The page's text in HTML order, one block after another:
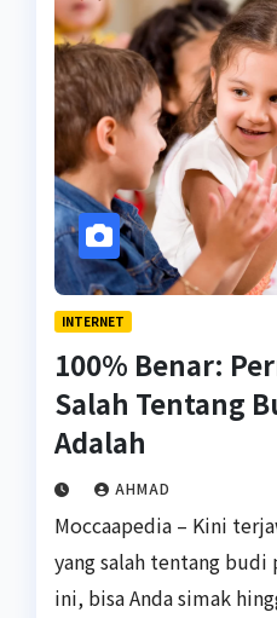
INTERNET
100% Benar:
Salah Tentang
Adalah
AHMAD
Moccaapedia – Kini
yang salah tentang
ini, bisa Anda simak